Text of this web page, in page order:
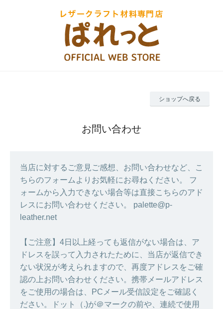
ショップへ戻る
お問い合わせ
当店に対するご意見ご感想、お問い合わせなど、こ
ちらのフォームよりお気軽にお尋ねください。 フ
ォームから入力できない場合等は直接こちらのアド
レスにお問い合わせください。 palette@p-
leather.net
【ご注意】4日以上経っても返信がない場合は、ア
ドレスを誤って入力されたために、当店が返信でき
ない状況が考えられますので、再度アドレスをご確
認の上お問い合わせください。携帯メールアドレス
をご使用の場合は、PCメール受信設定をご確認く
ださい。ドット（.)が＠マークの前や、連続で使用